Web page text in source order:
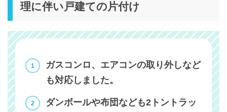
理に伴い戸建ての片付け
ガスコンロ、エアコンの取り外しなど
も対応しました。
ダンボールや布団なども2トントラッ